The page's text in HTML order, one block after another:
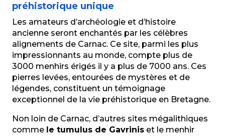
préhistorique unique
Les amateurs d’archéologie et d’histoire
ancienne seront enchantés par les célèbres
alignements de Carnac. Ce site, parmi les plus
impressionnants au monde, compte plus de
3000 menhirs érigés il y a plus de 7000 ans. Ces
pierres levées, entourées de mystères et de
légendes, constituent un témoignage
exceptionnel de la vie préhistorique en Bretagne.
Non loin de Carnac, d’autres sites mégalithiques
comme le tumulus de Gavrinis et le menhir